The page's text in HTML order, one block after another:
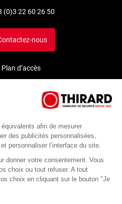
(0)3 22 60 26 50
nous
Plan d’accès
afin de mesurer
des publicités personnalisées,
personnaliser l’interface du site.
donner votre consentement. Vous
choix ou tout refuser. A tout
choix en cliquant sur le bouton "Je